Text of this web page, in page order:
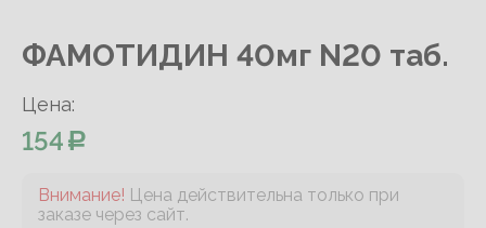
ФАМОТИДИН 40мг N20 таб.
Цена:
154
Внимание! Цена действительна только при
заказе через сайт.